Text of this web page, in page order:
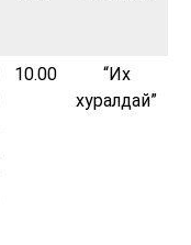
10.00
“Их
хуралдай”